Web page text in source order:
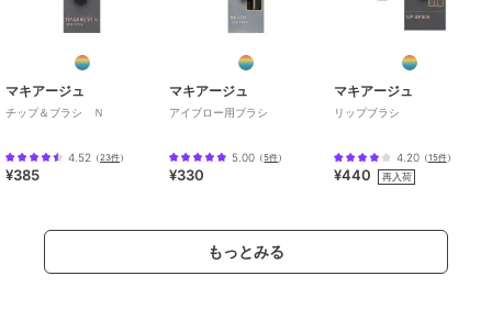
マキアージュ
チップ＆ブラシ Ｎ
4.52 （23件）
¥385
マキアージュ
アイブロー用ブラシ
5.00 （5件）
¥330
マキアージュ
リップブラシ
4.20（15件）
¥440 再入荷
もっとみる